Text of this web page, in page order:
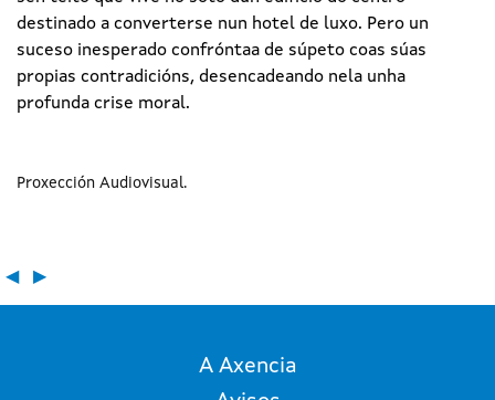
destinado a converterse nun hotel de luxo. Pero un
suceso inesperado confróntaa de súpeto coas súas
propias contradicións, desencadeando nela unha
profunda crise moral.
Proxección Audiovisual
◀ ▶
A Axencia